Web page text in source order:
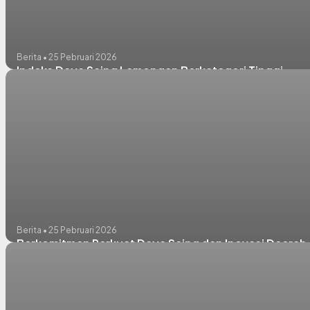
Berita • 25 Pebruari 2026
Indeks Daya Saing Lamongan Berkategori Tinggi
Berita • 25 Pebruari 2026
Berkomitmen Perkuat Daya Saing dan Inovasi